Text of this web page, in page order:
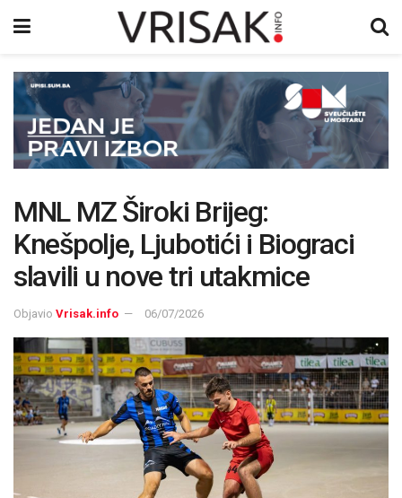
MNL MZ Široki Brijeg:
Knešpolje, Ljubotići i Biograci
slavili u nove tri utakmice
Objavio Vrisak.info 06/07/2026